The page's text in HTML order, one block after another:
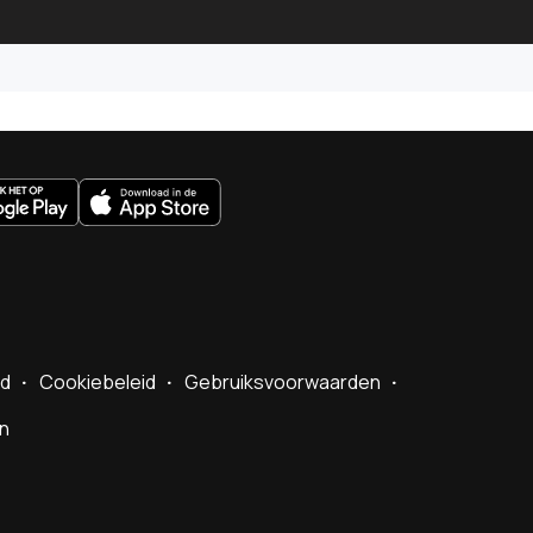
Cookiebeleid
Gebruiksvoorwaarden